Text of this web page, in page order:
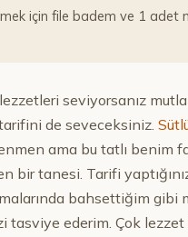
için file badem ve 1 adet
lezzetleri seviyorsanız
de seveceksiniz.
ama bu tatlı benim
bir tanesi. Tarifi
bahsettiğim gibi
tasviye ederim. Çok lezzet